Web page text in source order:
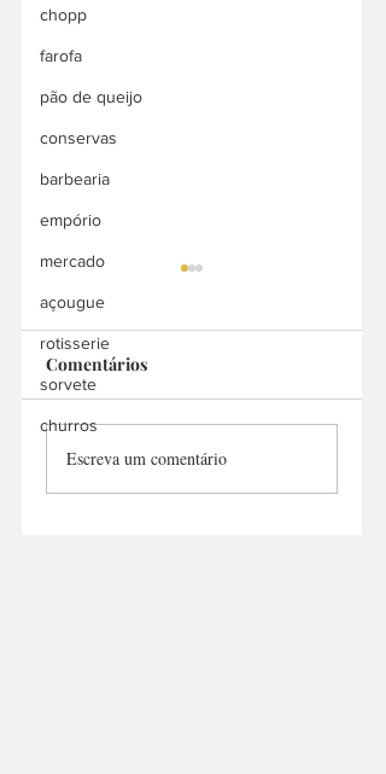
chopp
farofa
pão de queijo
conservas
barbearia
empório
mercado
açougue
rotisserie
sorvete
churrosManu Churros
Delivery
Comentários
Escreva um comentário